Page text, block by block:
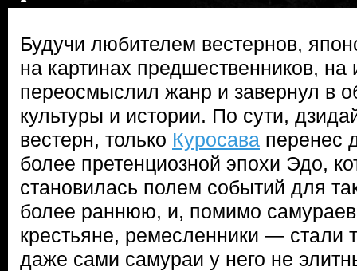
Будучи любителем вестернов,
на картинах предшественников, на
переосмыслил жанр и завернул в
культуры и истории. По сути,
вестерн, только Куросава перенес
более претенциозной эпохи Эдо,
становилась полем событий для
более раннюю, и, помимо
крестьяне, ремесленники — стали
даже сами самураи у него не